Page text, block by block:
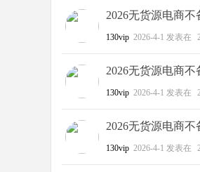
2026无货源电商
130vip 2026-4-1 发表在
2026无货源电商
130vip 2026-4-1 发表在
2026无货源电商
130vip 2026-4-1 发表在